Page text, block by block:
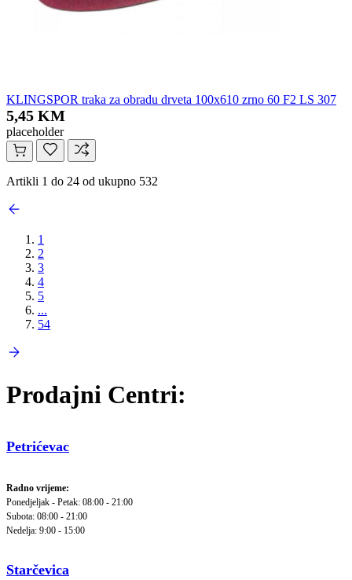
KLINGSPOR traka za obradu drveta 100x610 zrno 60 F2 LS 307
5,45 KM
placeholder
Artikli 1 do 24 od ukupno 532
1
2
3
4
5
...
54
Prodajni Centri:
Petrićevac
Radno vrijeme:
Ponedjeljak - Petak: 08:00 - 21:00
Subota: 08:00 - 21:00
Nedelja: 9:00 - 15:00
Starčevica